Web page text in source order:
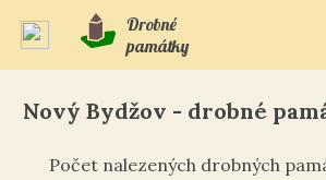
Drobné
památky
Nový Bydžov - drobné
Počet nalezených drobných